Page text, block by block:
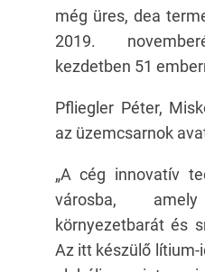
még üres, dea
2019.
kezdetben 51
Pfliegler Péter,
az üzemcsarnok
„A cég innovatív
városba,
környezetbarát és
Az itt készülő